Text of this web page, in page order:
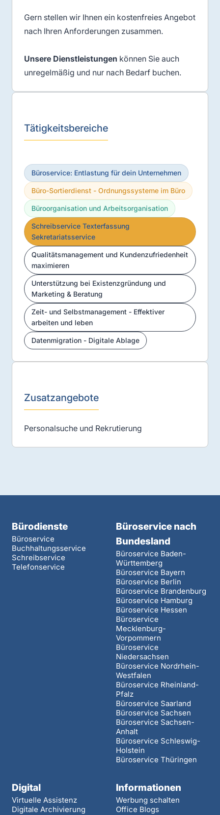
Gern stellen wir Ihnen ein kostenfreies Angebot
nach Ihren Anforderungen zusammen.
Unsere Dienstleistungen können Sie auch
unregelmäßig und nur nach Bedarf buchen.
Tätigkeitsbereiche
Büroservice: Entlastung für dein Unternehmen
Büro-Sortierdienst - Ordnungssysteme im Büro
Büroorganisation und Arbeitsorganisation
Schreibservice Texterfassung
Sekretariatsservice
Qualitätsmanagement und Kundenzufriedenheit
maximieren
Unterstützung bei Existenzgründung und
Marketing & Beratung
Zeit- und Selbstmanagement - Effektiver
arbeiten und leben
Datenmigration - Digitale Ablage
Zusatzangebote
Personalsuche und Rekrutierung
Bürodienste
Büroservice
Buchhaltungsservice
Schreibservice
Telefonservice
Büroservice nach
Bundesland
Büroservice Baden-
Württemberg
Büroservice Bayern
Büroservice Berlin
Büroservice Brandenburg
Büroservice Hamburg
Büroservice Hessen
Büroservice
Mecklenburg-
Vorpommern
Büroservice
Niedersachsen
Büroservice Nordrhein-
Westfalen
Büroservice Rheinland-
Pfalz
Büroservice Saarland
Büroservice Sachsen
Büroservice Sachsen-
Anhalt
Büroservice Schleswig-
Holstein
Büroservice Thüringen
Digital
Virtuelle Assistenz
Digitale Archivierung
Informationen
Werbung schalten
Office Blogs